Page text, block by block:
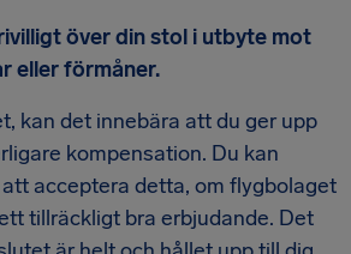
över din stol i utbyte mot
eller förmåner.
kan det innebära att du ger upp
kompensation. Du kan
acceptera detta, om flygbolaget
tillräckligt bra erbjudande. Det